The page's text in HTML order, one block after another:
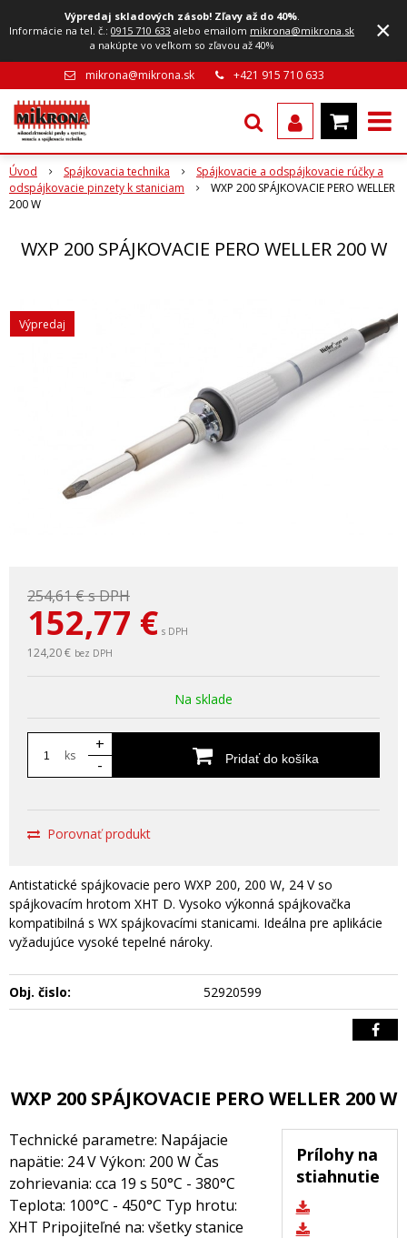
Výpredaj skladových zásob! Zľavy až do 40%.
Informácie na tel. č.:0915 710 633 alebo emailom mikrona@mikrona.sk
a nakúpte vo veľkom so zľavou až 40%
×
mikrona@mikrona.sk +421 915 710 633
Úvod Spájkovacia technika
Spájkovacie a odspájkovacie rúčky a
odspájkovacie pinzety k staniciam
WXP 200 SPÁJKOVACIE PERO WELLER
200 W
WXP 200 SPÁJKOVACIE PERO WELLER 200 W
Výpredaj
254,61 €s DPH
152,77 € s DPH
124,20 € bez DPH
Na sklade
ks
+
-
Pridať do košíka
Porovnať produkt
Antistatické spájkovacie pero WXP 200, 200 W, 24 V so
spájkovacím hrotom XHT D. Vysoko výkonná spájkovačka
kompatibilná s WX spájkovacími stanicami. Ideálna pre aplikácie
vyžadujúce vysoké tepelné nároky.
Obj. čislo: 52920599
WXP 200 SPÁJKOVACIE PERO WELLER 200 W
Prílohy na
stiahnutie
Technické parametre: Napájacie
napätie: 24 V Výkon: 200 W Čas
zohrievania: cca 19 s 50°C - 380°C
Teplota: 100°C - 450°C Typ hrotu:
XHT Pripojiteľné na: všetky stanice